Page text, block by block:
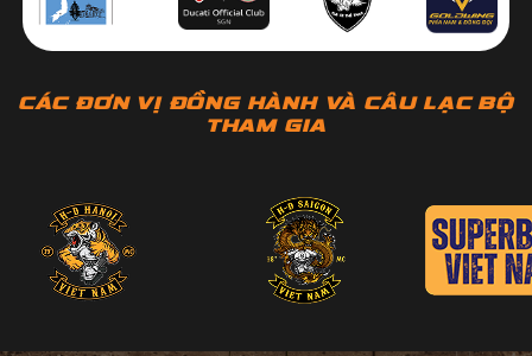
CÁC ĐƠN VỊ ĐỒNG HÀNH VÀ CÂU LẠC BỘ
THAM GIA